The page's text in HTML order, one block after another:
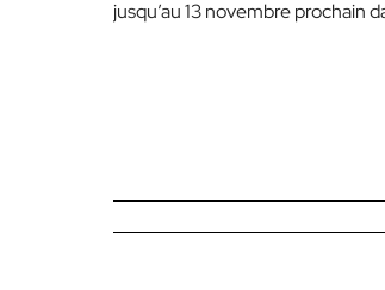
jusqu’au 13 novembre prochain